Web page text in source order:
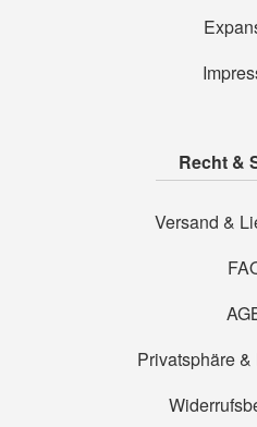
Recht &
Versand &
Privatsphäre